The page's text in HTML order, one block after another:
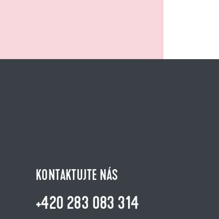
KONTAKTUJTE NÁS
+420 283 083 314